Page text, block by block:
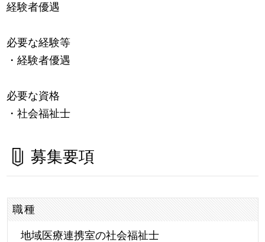
経験者優遇
必要な経験等
・経験者優遇
必要な資格
・社会福祉士
募集要項
職種
地域医療連携室の社会福祉士